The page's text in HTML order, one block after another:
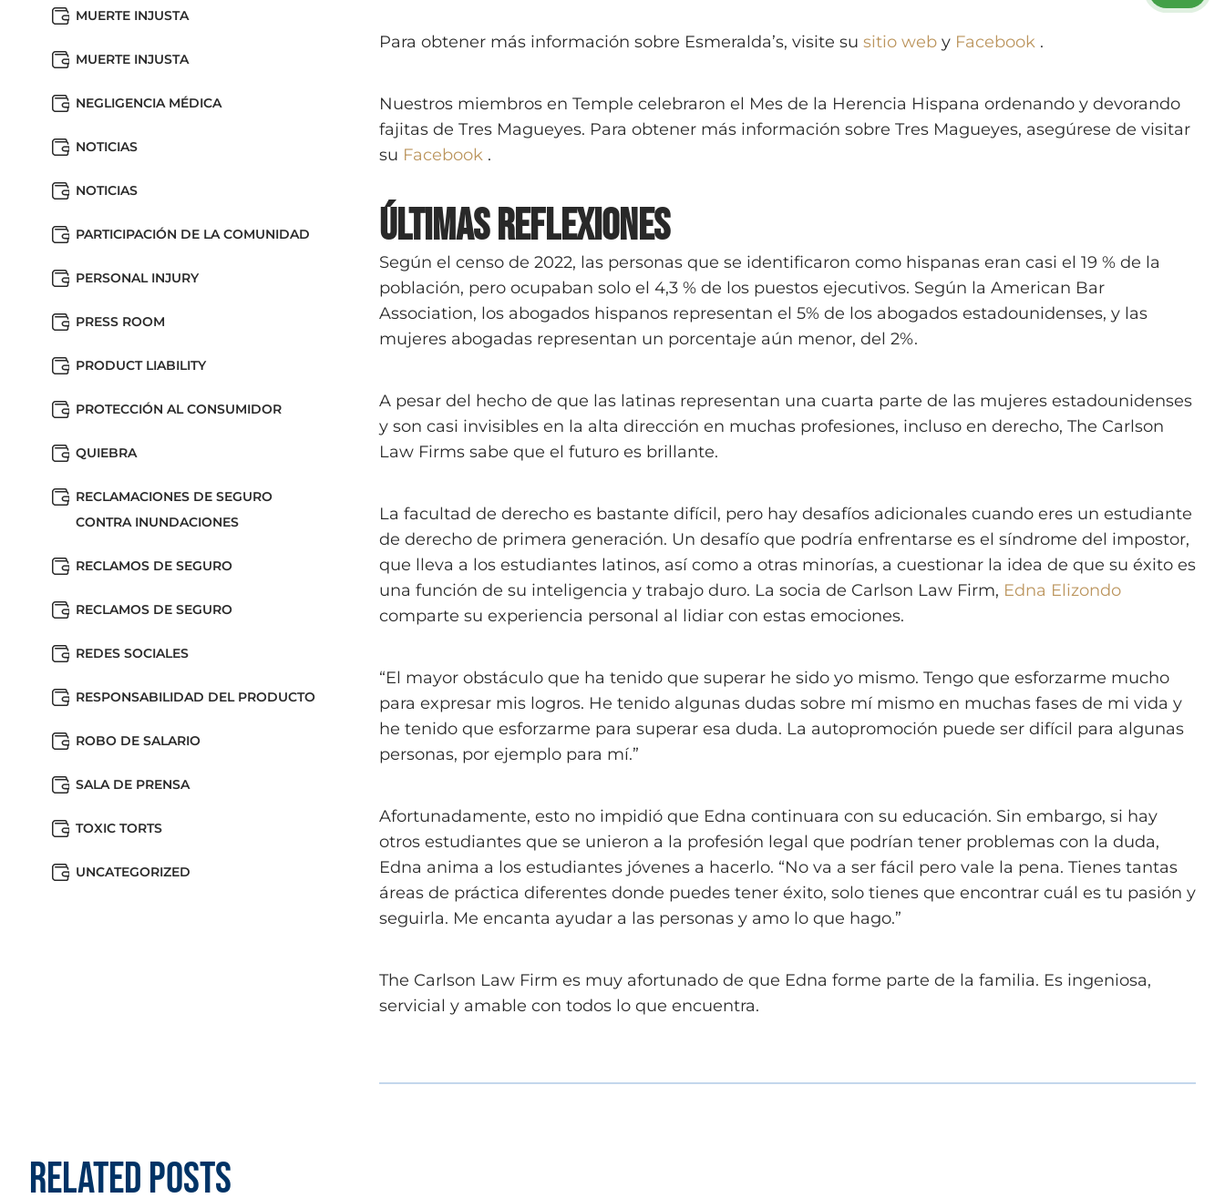
MUERTE INJUSTA
MUERTE INJUSTA
NEGLIGENCIA MÉDICA
NOTICIAS
NOTICIAS
PARTICIPACIÓN DE LA COMUNIDAD
PERSONAL INJURY
PRESS ROOM
PRODUCT LIABILITY
PROTECCIÓN AL CONSUMIDOR
QUIEBRA
RECLAMACIONES DE SEGURO
CONTRA INUNDACIONES
RECLAMOS DE SEGURO
RECLAMOS DE SEGURO
REDES SOCIALES
RESPONSABILIDAD DEL PRODUCTO
ROBO DE SALARIO
SALA DE PRENSA
TOXIC TORTS
UNCATEGORIZED
Para obtener más información sobre Esmeralda’s, visite su sitio web y Facebook .
Nuestros miembros en Temple celebraron el Mes de la Herencia Hispana ordenando y devorando
fajitas de Tres Magueyes. Para obtener más información sobre Tres Magueyes, asegúrese de visitar
su Facebook .
Últimas Reflexiones
Según el censo de 2022, las personas que se identificaron como hispanas eran casi el 19 % de la
población, pero ocupaban solo el 4,3 % de los puestos ejecutivos. Según la American Bar
Association, los abogados hispanos representan el 5% de los abogados estadounidenses, y las
mujeres abogadas representan un porcentaje aún menor, del 2%.
A pesar del hecho de que las latinas representan una cuarta parte de las mujeres estadounidenses
y son casi invisibles en la alta dirección en muchas profesiones, incluso en derecho, The Carlson
Law Firms sabe que el futuro es brillante.
La facultad de derecho es bastante difícil, pero hay desafíos adicionales cuando eres un estudiante
de derecho de primera generación. Un desafío que podría enfrentarse es el síndrome del impostor,
que lleva a los estudiantes latinos, así como a otras minorías, a cuestionar la idea de que su éxito es
una función de su inteligencia y trabajo duro. La socia de Carlson Law Firm, Edna Elizondo
comparte su experiencia personal al lidiar con estas emociones.
“El mayor obstáculo que ha tenido que superar he sido yo mismo. Tengo que esforzarme mucho
para expresar mis logros. He tenido algunas dudas sobre mí mismo en muchas fases de mi vida y
he tenido que esforzarme para superar esa duda. La autopromoción puede ser difícil para algunas
personas, por ejemplo para mí.”
Afortunadamente, esto no impidió que Edna continuara con su educación. Sin embargo, si hay
otros estudiantes que se unieron a la profesión legal que podrían tener problemas con la duda,
Edna anima a los estudiantes jóvenes a hacerlo. “No va a ser fácil pero vale la pena. Tienes tantas
áreas de práctica diferentes donde puedes tener éxito, solo tienes que encontrar cuál es tu pasión y
seguirla. Me encanta ayudar a las personas y amo lo que hago.”
The Carlson Law Firm es muy afortunado de que Edna forme parte de la familia. Es ingeniosa,
servicial y amable con todos lo que encuentra.
Related Posts